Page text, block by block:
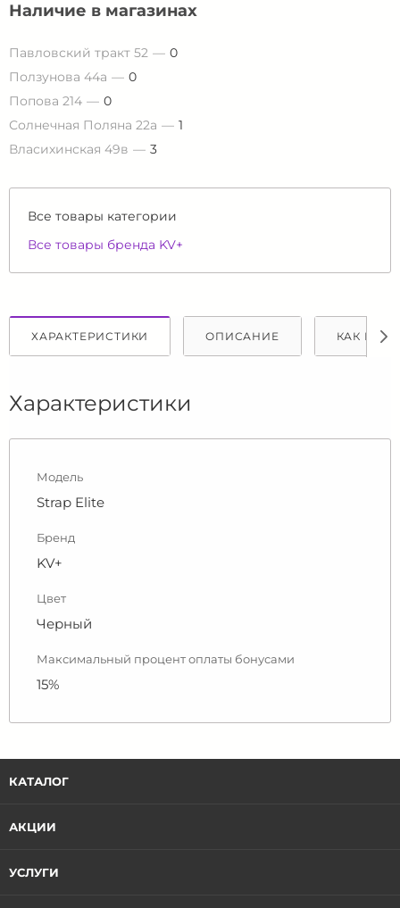
Наличие в магазинах
Павловский тракт 52
0
Ползунова 44а
0
Попова 214
0
Солнечная Поляна 22а
1
Власихинская 49в
3
Все товары категории
Все товары бренда KV+
ХАРАКТЕРИСТИКИ ОПИСАНИЕ КАК
Характеристики
Модель
Strap Elite
Бренд
KV+
Цвет
Черный
Максимальный процент оплаты бонусами
15%
КАТАЛОГ
АКЦИИ
УСЛУГИ